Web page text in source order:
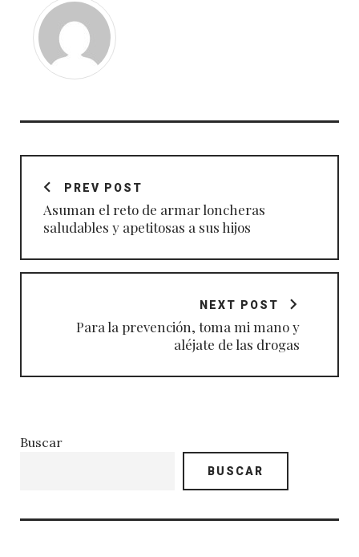
Navegación
entradasPREV POST
Asuman el reto de armar loncheras
saludables y apetitosas a sus hijos
NEXT POST
Para la prevención, toma mi mano y
aléjate de las drogas
Buscar
BUSCAR